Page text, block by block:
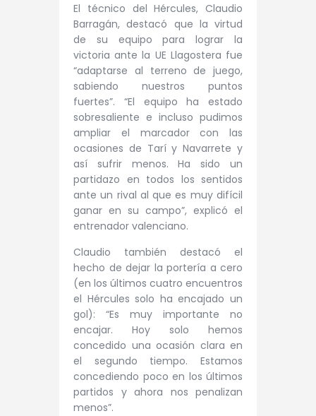
El técnico del Hércules, Claudio
Barragán, destacó que la virtud
de su equipo para lograr la
victoria ante la UE Llagostera fue
“adaptarse al terreno de juego,
sabiendo nuestros puntos
fuertes”. “El equipo ha estado
sobresaliente e incluso pudimos
ampliar el marcador con las
ocasiones de Tarí y Navarrete y
así sufrir menos. Ha sido un
partidazo en todos los sentidos
ante un rival al que es muy difícil
ganar en su campo”, explicó el
entrenador valenciano.
Claudio también destacó el
hecho de dejar la portería a cero
(en los últimos cuatro encuentros
el Hércules solo ha encajado un
gol): “Es muy importante no
encajar. Hoy solo hemos
concedido una ocasión clara en
el segundo tiempo. Estamos
concediendo poco en los últimos
partidos y ahora nos penalizan
menos”.